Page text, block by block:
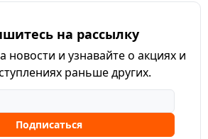
на рассылку
и узнавайте о акциях и
раньше других.
Подписаться